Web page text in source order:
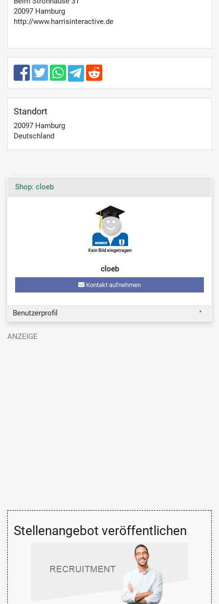
20097 Hamburg
http://www.harrisinteractive.de
Standort
20097 Hamburg
Deutschland
Shop: cloeb
cloeb
Kontakt aufnehmen
Benutzerprofil
Stellenangebot veröffentlichen